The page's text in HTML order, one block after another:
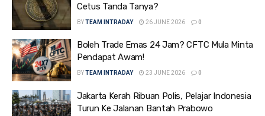
Cetus Tanda Tanya?
BYTEAM INTRADAY 26 JUNE 2026 0
Boleh Trade Emas 24 Jam? CFTC Mula Minta
Pendapat Awam!
BYTEAM INTRADAY 23 JUNE 2026 0
Jakarta Kerah Ribuan Polis, Pelajar Indonesia
Turun Ke Jalanan Bantah Prabowo